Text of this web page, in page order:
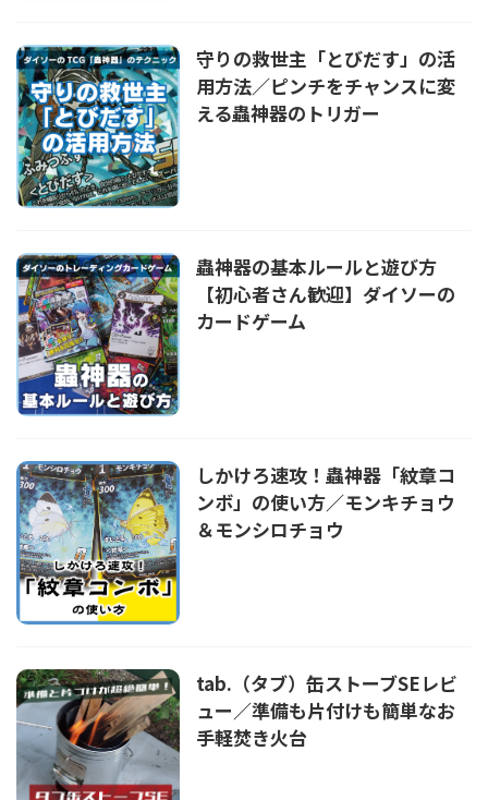
守りの救世主「とびだす」の活
用方法／ピンチをチャンスに変
える蟲神器のトリガー
蟲神器の基本ルールと遊び方
【初心者さん歓迎】ダイソーの
カードゲーム
しかけろ速攻！蟲神器「紋章コ
ンボ」の使い方／モンキチョウ
＆モンシロチョウ
tab.（タブ）缶ストーブSEレビ
ュー／準備も片付けも簡単なお
手軽焚き火台